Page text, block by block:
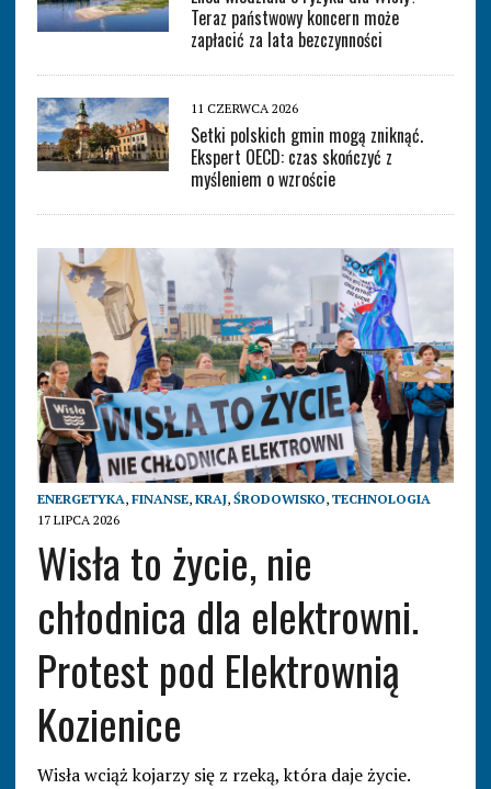
Teraz państwowy koncern może
zapłacić za lata bezczynności
11 CZERWCA 2026
Setki polskich gmin mogą zniknąć.
Ekspert OECD: czas skończyć z
myśleniem o wzroście
ENERGETYKA, FINANSE, KRAJ, ŚRODOWISKO, TECHNOLOGIA
17 LIPCA 2026
Wisła to życie, nie
chłodnica dla elektrowni.
Protest pod Elektrownią
Kozienice
Wisła wciąż kojarzy się z rzeką, która daje życie.